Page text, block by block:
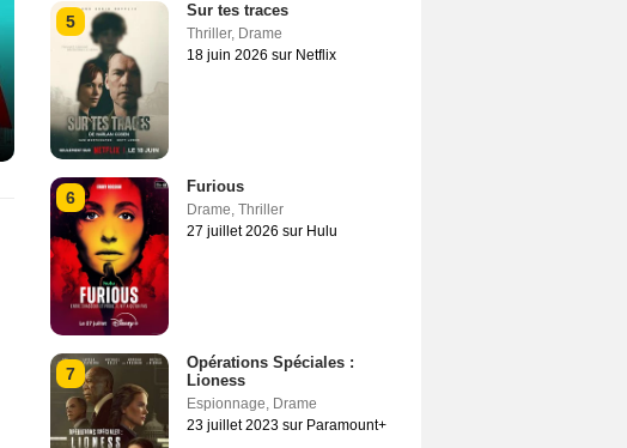
5
Sur tes traces
Thriller, Drame
18 juin 2026 sur Netflix
6
Furious
Drame, Thriller
27 juillet 2026 sur Hulu
7
Opérations Spéciales :
Lioness
Espionnage, Drame
23 juillet 2023 sur Paramount+